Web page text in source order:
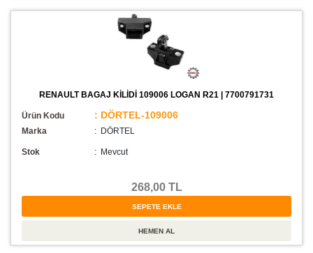
RENAULT BAGAJ KİLİDİ 109006 LOGAN R21 | 7700791731
Ürün Kodu : DÖRTEL-109006
Marka : DÖRTEL
Stok : Mevcut
268,00 TL